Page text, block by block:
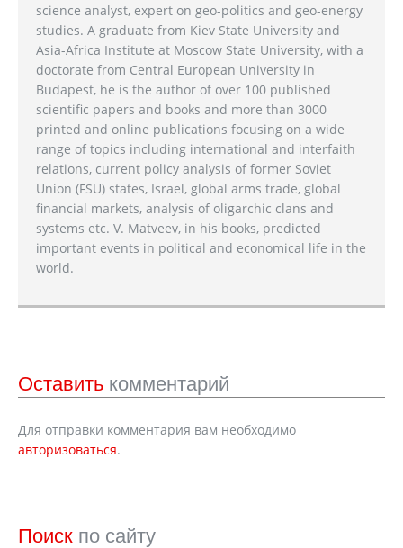
science analyst, expert on geo-politics and geo-energy
studies. A graduate from Kiev State University and
Asia-Africa Institute at Moscow State University, with a
doctorate from Central European University in
Budapest, he is the author of over 100 published
scientific papers and books and more than 3000
printed and online publications focusing on a wide
range of topics including international and interfaith
relations, current policy analysis of former Soviet
Union (FSU) states, Israel, global arms trade, global
financial markets, analysis of oligarchic clans and
systems etc. V. Matveev, in his books, predicted
important events in political and economical life in the
world.
Оставить комментарий
Для отправки комментария вам необходимо
авторизоваться.
Поиск по сайту